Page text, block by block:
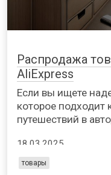
Распродажа
AliExpress
Если вы ищете
которое подходит
путешествий в
18.03.2025
товары